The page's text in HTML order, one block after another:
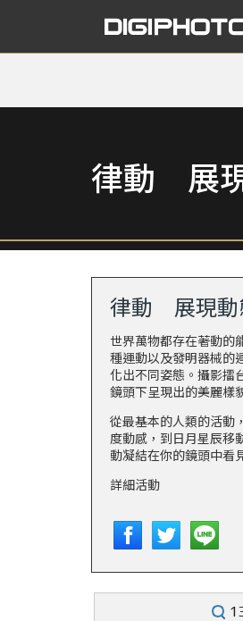
律動 展
律動 展現動
世界萬物都存在著動的
種運動以及發明器械的
化出不同姿態。攝影擂
鏡頭下呈現出的美麗樣
從最基本的人類的活動
度動感，到日月星辰移
動凝結在你的鏡頭中看
詳細活動